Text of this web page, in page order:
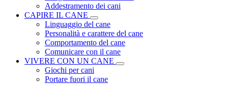
Addestramento dei cani
CAPIRE IL CANE
Linguaggio del cane
Personalità e carattere del cane
Comportamento del cane
Comunicare con il cane
VIVERE CON UN CANE
Giochi per cani
Portare fuori il cane